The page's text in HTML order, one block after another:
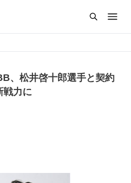
、松井啓十郎選手と契約
戦力に